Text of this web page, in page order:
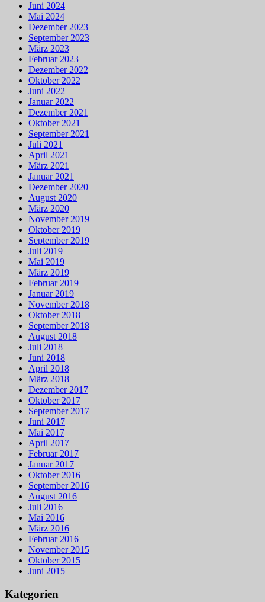
Juni 2024
Mai 2024
Dezember 2023
September 2023
März 2023
Februar 2023
Dezember 2022
Oktober 2022
Juni 2022
Januar 2022
Dezember 2021
Oktober 2021
September 2021
Juli 2021
April 2021
März 2021
Januar 2021
Dezember 2020
August 2020
März 2020
November 2019
Oktober 2019
September 2019
Juli 2019
Mai 2019
März 2019
Februar 2019
Januar 2019
November 2018
Oktober 2018
September 2018
August 2018
Juli 2018
Juni 2018
April 2018
März 2018
Dezember 2017
Oktober 2017
September 2017
Juni 2017
Mai 2017
April 2017
Februar 2017
Januar 2017
Oktober 2016
September 2016
August 2016
Juli 2016
Mai 2016
März 2016
Februar 2016
November 2015
Oktober 2015
Juni 2015
Kategorien